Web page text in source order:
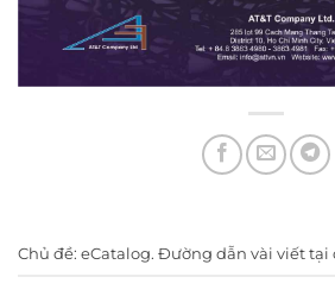
Chủ đề: eCatalog. Đường dẫn vài viết tại